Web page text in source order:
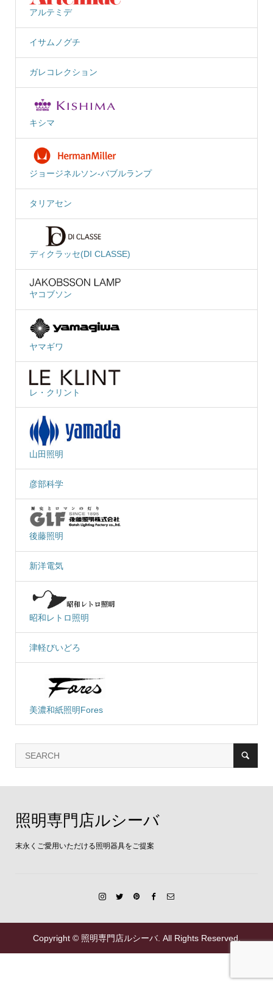
アルテミデ
イサムノグチ
ガレコレクション
キシマ
ジョージネルソン-バブルランプ
タリアセン
ディクラッセ(DI CLASSE)
ヤコブソン
ヤマギワ
レ・クリント
山田照明
彦部科学
後藤照明
新洋電気
昭和レトロ照明
津軽びいどろ
美濃和紙照明Fores
照明専門店ルシーバ
末永くご愛用いただける照明器具をご提案
Copyright ©照明専門店ルシーバ. All Rights Reserved.